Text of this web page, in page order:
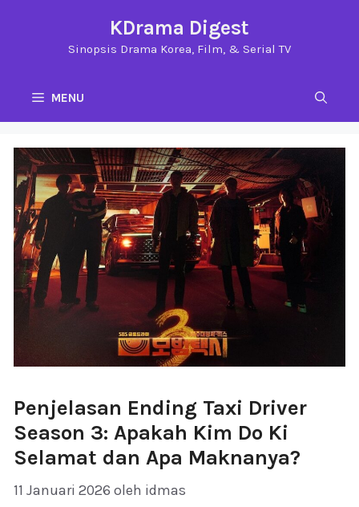
KDrama Digest
Sinopsis Drama Korea, Film, & Serial TV
MENU
Penjelasan Ending Taxi Driver
Season 3: Apakah Kim Do Ki
Selamat dan Apa Maknanya?
11 Januari 2026 oleh idmas